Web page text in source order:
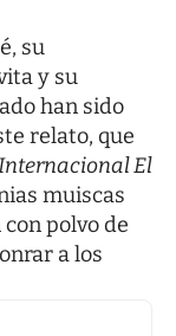
su
y su
han sido
relato, que
El
muiscas
polvo de
a los